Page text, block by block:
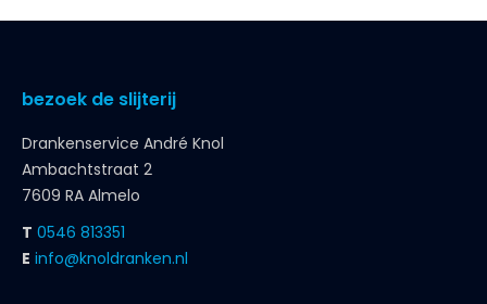
bezoek de slijterij
Drankenservice André Knol
Ambachtstraat 2
7609 RA Almelo
T 0546 813351
E info@knoldranken.nl